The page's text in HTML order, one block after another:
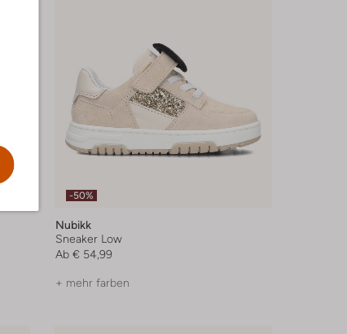
-50%
Nubikk
Sneaker Low
Ab € 54,99
+ mehr farben